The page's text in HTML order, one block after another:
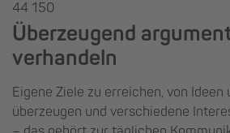
44 150
Überzeugend
verhandeln
Eigene Ziele zu erreichen, von Ideen
überzeugen und verschiedene